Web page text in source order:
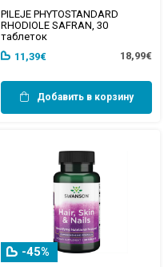
PILEJE PHYTOSTANDARD
RHODIOLE SAFRAN, 30
таблеток
11,39€
18,99€
Добавить в корзину
-45%